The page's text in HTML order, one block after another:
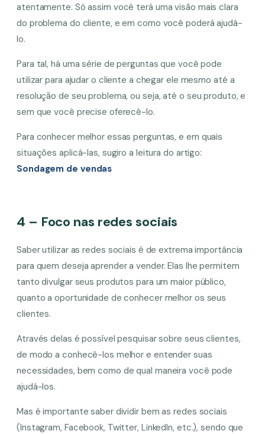
atentamente. Só assim você terá uma visão mais clara
do problema do cliente, e em como você poderá ajudá-
lo.
Para tal, há uma série de perguntas que você pode
utilizar para ajudar o cliente a chegar ele mesmo até a
resolução de seu problema, ou seja, até o seu produto, e
sem que você precise oferecê-lo.
Para conhecer melhor essas perguntas, e em quais
situações aplicá-las, sugiro a leitura do artigo:
Sondagem de vendas
4 – Foco nas redes sociais
Saber utilizar as redes sociais é de extrema importância
para quem deseja aprender a vender. Elas lhe permitem
tanto divulgar seus produtos para um maior público,
quanto a oportunidade de conhecer melhor os seus
clientes.
Através delas é possível pesquisar sobre seus clientes,
de modo a conhecê-los melhor e entender suas
necessidades, bem como de qual maneira você pode
ajudá-los.
Mas é importante saber dividir bem as redes sociais
(Instagram, Facebook, Twitter, LinkedIn, etc.), sendo que